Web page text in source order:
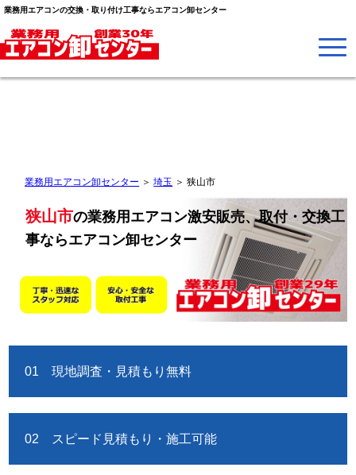
業務用エアコンの交換・取り付け工事ならエアコン卸センター
業務用エアコン卸センター ＞埼玉 ＞狭山市
狭山市の業務用エアコン激安販売、取付・交換工
事ならエアコン卸センター
01 現地調査・見積もり無料
02 スピード見積もり・施工可能